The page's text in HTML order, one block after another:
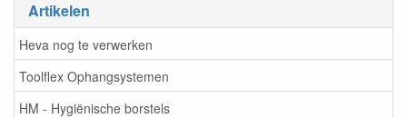
Artikelen
Heva nog te verwerken
Toolflex Ophangsystemen
HM - Hygiënische borstels